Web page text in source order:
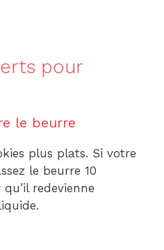
pour
le beurre
plus plats. Si votre
le beurre 10
redevienne